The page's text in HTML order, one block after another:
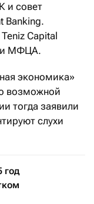
и совет
Banking.
Capital
и МФЦА.
экономика»
возможной
тогда заявили
слухи
год